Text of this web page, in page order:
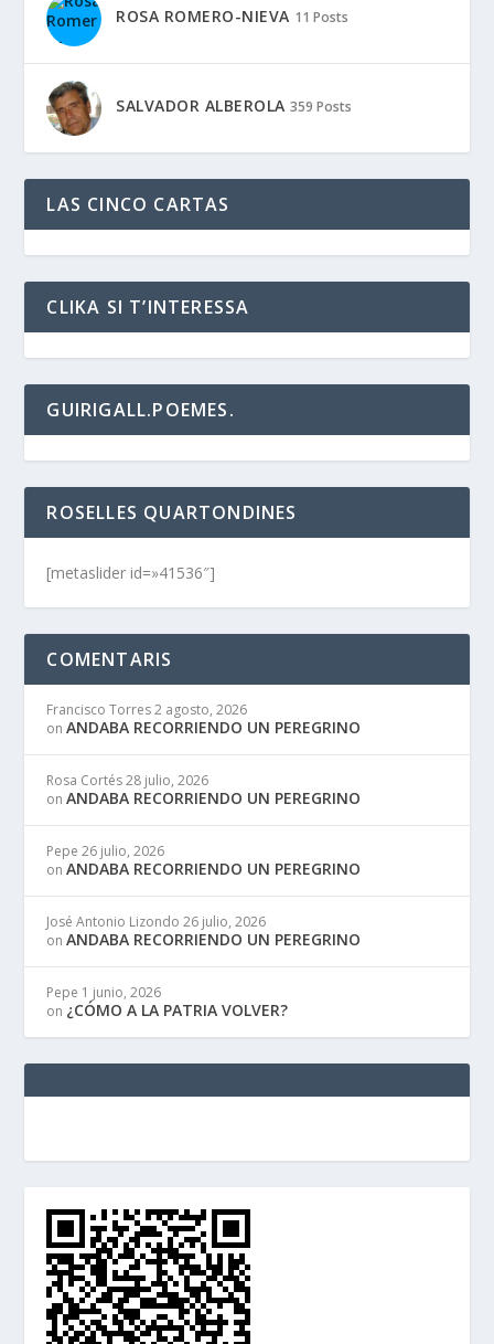
ROSA ROMERO-NIEVA 11 Posts
SALVADOR ALBEROLA 359 Posts
LAS CINCO CARTAS
CLIKA SI T’INTERESSA
GUIRIGALL.POEMES.
ROSELLES QUARTONDINES
[metaslider id=»41536″]
COMENTARIS
Francisco Torres 2 agosto, 2026
onANDABA RECORRIENDO UN PEREGRINO
Rosa Cortés 28 julio, 2026
onANDABA RECORRIENDO UN PEREGRINO
Pepe 26 julio, 2026
onANDABA RECORRIENDO UN PEREGRINO
José Antonio Lizondo 26 julio, 2026
onANDABA RECORRIENDO UN PEREGRINO
Pepe 1 junio, 2026
on ¿CÓMO A LA PATRIA VOLVER?